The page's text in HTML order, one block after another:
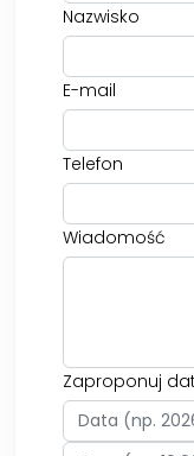
Nazwisko
E-mail
Telefon
Wiadomość
Zaproponuj